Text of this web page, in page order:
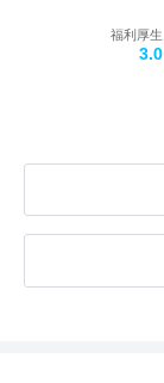
福利厚生
3.0